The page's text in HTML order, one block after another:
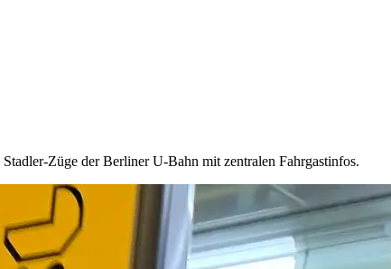
Züge der Ber­li­ner U-Bahn mit zen­tra­len Fahr­gast­in­fos.